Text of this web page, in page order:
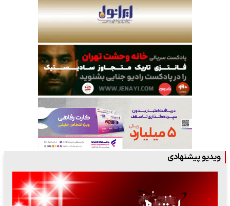
ویدیو پیشنهادی